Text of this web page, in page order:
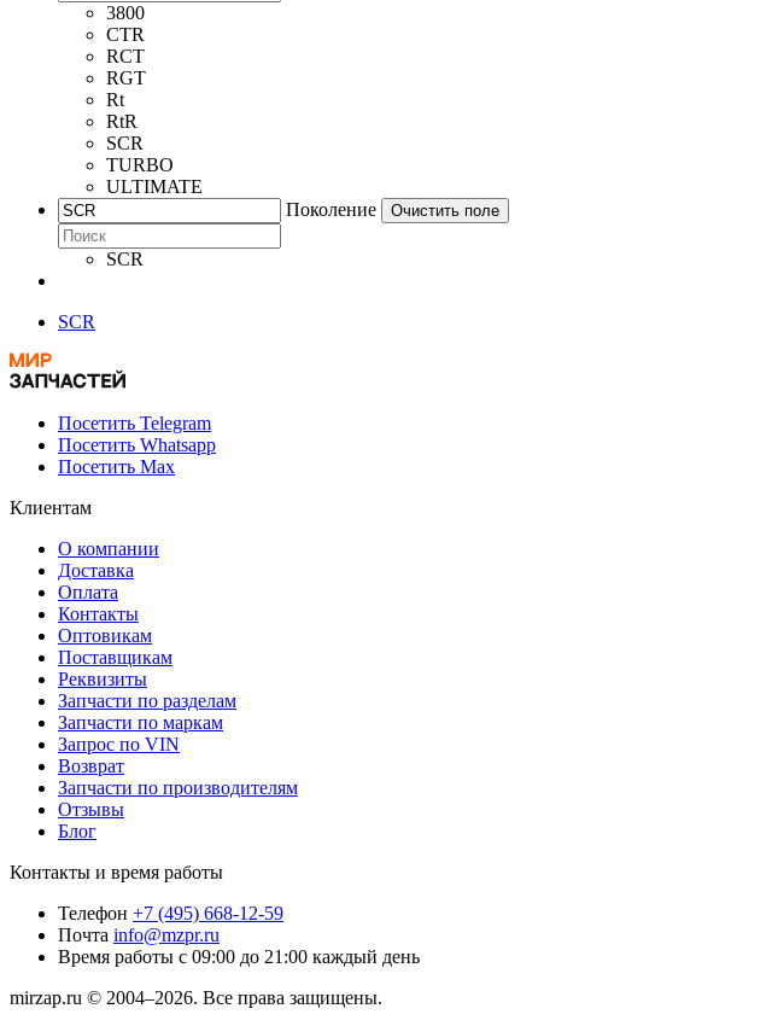
3800
CTR
RCT
RGT
Rt
RtR
SCR
TURBO
ULTIMATE
Поколение
Очистить поле
SCR
SCR
Посетить Telegram
Посетить Whatsapp
Посетить Max
Клиентам
О компании
Доставка
Оплата
Контакты
Оптовикам
Поставщикам
Реквизиты
Запчасти по разделам
Запчасти по маркам
Запрос по VIN
Возврат
Запчасти по производителям
Отзывы
Блог
Контакты и время работы
Телефон +7 (495) 668-12-59
Почта info@mzpr.ru
Время работы с 09:00 до 21:00 каждый день
mirzap.ru © 2004–2026. Все права защищены.